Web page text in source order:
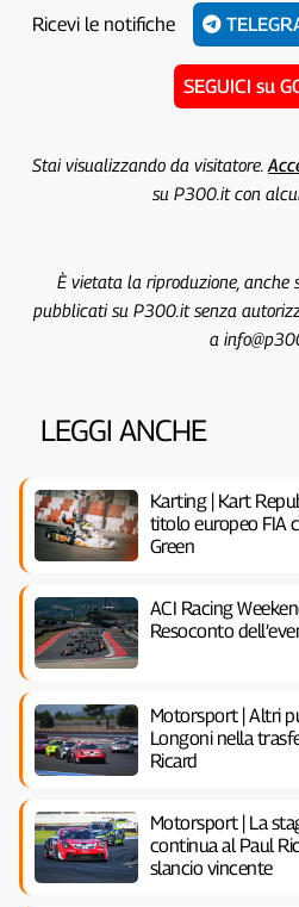
Ricevi le notifiche
SEGUICI su
Stai visualizzando da visitatore.
su P300.it con
È vietata la riproduzione, anche
pubblicati su P300.it senza
a
LEGGI ANCHE
Karting | Kart
titolo europeo FIA
Green
ACI Racing
Resoconto
Motorsport | Altri
Longoni nella
Ricard
Motorsport | La
continua al Paul
slancio vincente